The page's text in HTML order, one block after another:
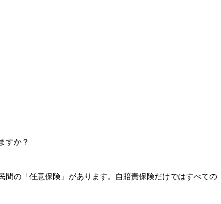
すか？
の「任意保険」があります。自賠責保険だけではすべての